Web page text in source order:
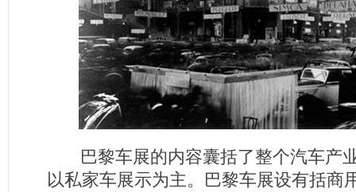
巴黎车展的内容囊括了整个汽车产
以私家车展示为主。巴黎车展设有括商